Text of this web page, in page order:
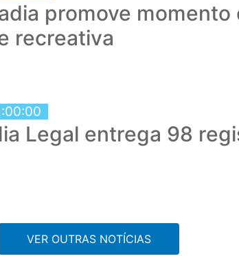
promove
recreativa
Legal entrega 98
VER OUTRAS NOTÍCIAS